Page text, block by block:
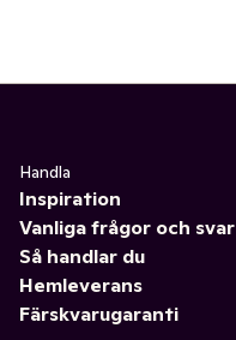
Handla
Inspiration
Vanliga frågor och svar
Så handlar du
Hemleverans
Färskvarugaranti